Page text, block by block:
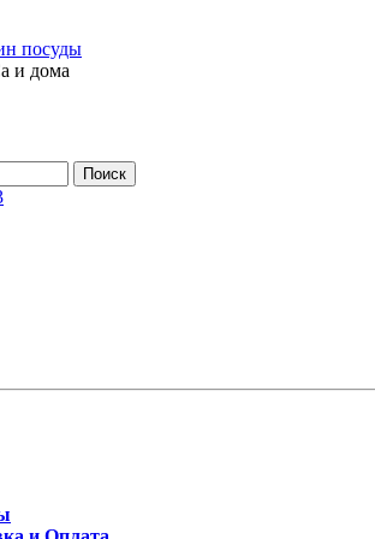
и дома
Поиск